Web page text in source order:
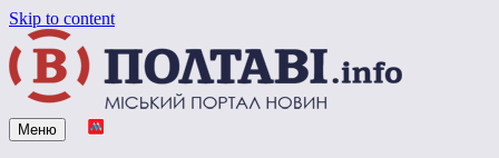
Skip to content
Vpoltave.info
Полтавський портал новин
Меню